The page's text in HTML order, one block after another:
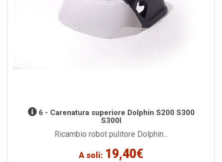
6 - Carenatura superiore Dolphin S200 S300
S300I
Ricambio robot pulitore Dolphin...
A soli: 19,40€